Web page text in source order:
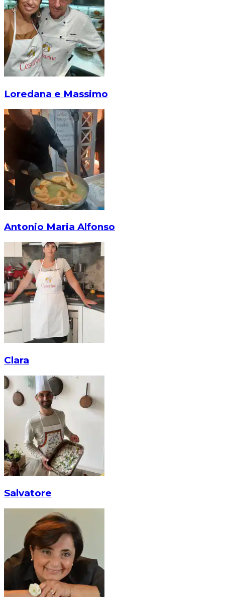
Loredana e Massimo
Antonio Maria Alfonso
Clara
Salvatore